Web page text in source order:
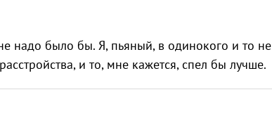
надо было бы. Я, пьяный, в одинокого и то не
и то, мне кажется, спел бы лучше.